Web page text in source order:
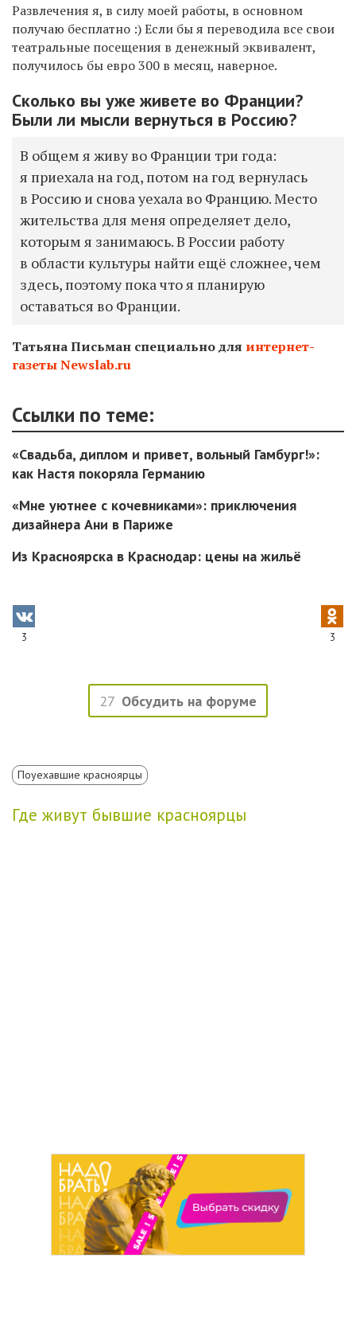
Развлечения я, в силу моей работы, в основном
получаю бесплатно :) Если бы я переводила все свои
театральные посещения в денежный эквивалент,
получилось бы евро 300 в месяц, наверное.
Сколько вы уже живете во Франции?
Были ли мысли вернуться в Россию?
В общем я живу во Франции три года:
я приехала на год, потом на год вернулась
в Россию и снова уехала во Францию. Место
жительства для меня определяет дело,
которым я занимаюсь. В России работу
в области культуры найти ещё сложнее, чем
здесь, поэтому пока что я планирую
оставаться во Франции.
Татьяна Письман специально для интернет-
газеты Newslab.ru
Ссылки по теме:
«Свадьба, диплом и привет, вольный Гамбург!»:
как Настя покоряла Германию
«Мне уютнее с кочевниками»: приключения
дизайнера Ани в Париже
Из Красноярска в Краснодар: цены на жильё
3 3
27 Обсудить на форуме
Поуехавшие красноярцы
Где живут бывшие красноярцы